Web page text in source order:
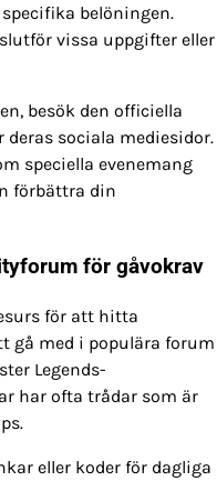
belöningen.
vissa uppgifter eller
besök den officiella
deras sociala mediesidor.
speciella evenemang
förbättra din
för gåvokrav
för att hitta
gå med i populära forum
Legends-
har ofta trådar som är
eller koder för dagliga